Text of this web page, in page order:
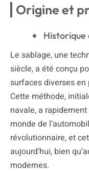
Origine et
Historique
Le sablage, une
siècle, a été conçu
surfaces diverses
Cette méthode,
navale, a
monde de
révolutionnaire, et
aujourd’hui, bien
modernes.